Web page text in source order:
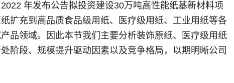
年发布公告拟投资建设30万吨高性能纸基新材料项
扩充到高品质食品级用纸、医疗级用纸、工业用纸等各
品领域。因此本节我们主要分析装饰原纸、医疗级用纸
阶段、规模提升驱动因素以及竞争格局，以期明晰公司